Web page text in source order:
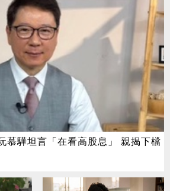
慕驊坦言「在看高股息」 親揭下檔